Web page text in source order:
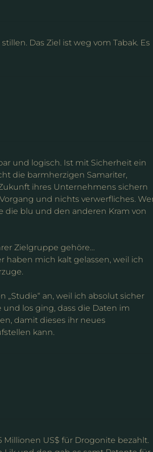
Das Ziel ist weg vom Tabak. Es
und logisch. Ist mit Sicherheit ein
die barmherzigen Samariter,
ihres Unternehmens sichern
und nichts verwerfliches.
die blu und den anderen Kram von
Zielgruppe gehöre…
haben mich kalt gelassen, weil ich
an, weil ich absolut sicher
los ging, dass die Daten im
damit dieses ihr neues
kann.
US$ für Drogonite bezahlt.